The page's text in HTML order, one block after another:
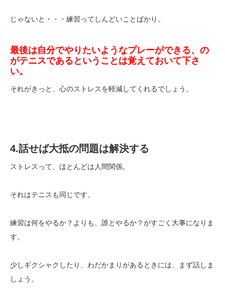
じゃないと・・・練習ってしんどいことばかり。
最後は自分でやりたいようなプレーができる、の
がテニスであるということは覚えておいて下さ
い。
それがきっと、心のストレスを軽減してくれるでしょう。
4.話せば大抵の問題は解決する
ストレスって、ほとんどは人間関係。
それはテニスも同じです。
練習は何をやるか？よりも、誰とやるか？がすごく大事になりま
す。
少しギクシャクしたり、わだかまりがあるときには、まず話しま
しょう。